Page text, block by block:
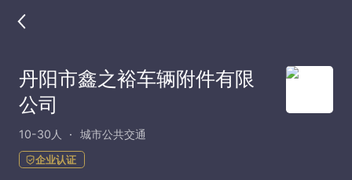
丹阳市鑫之裕车辆附件有限
公司
10-30人 城市公共交通
企业认证